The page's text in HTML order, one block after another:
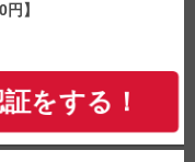
】
をする！